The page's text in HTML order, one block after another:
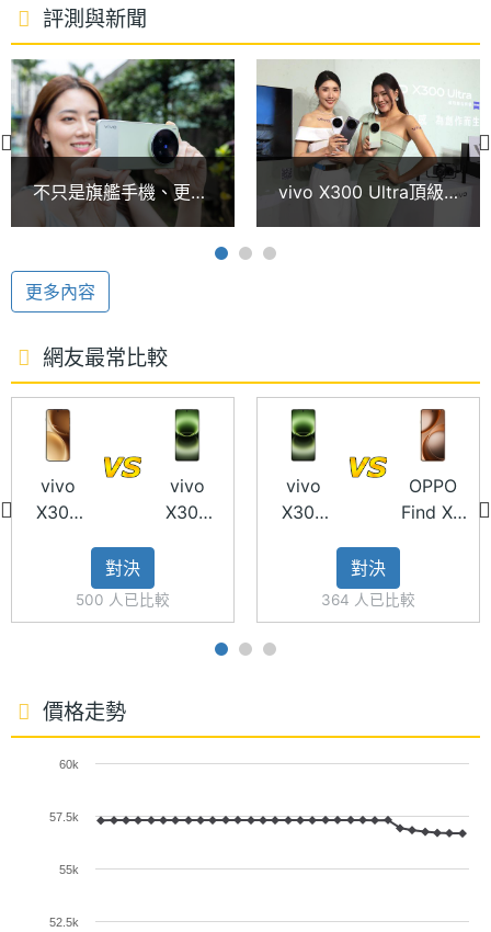
聯。續航配備 6,600mAh 藍海電池，支援 100W 極速
閃充、40W 無線閃充與 OTG 反向充電。
雙兩億畫素蔡司鏡頭
vivo X300 Ultra 搭載 14mm、35mm、85mm 三顆
不同焦段鏡頭，其中 14mm 的 5,000 萬畫素蔡司超廣
角鏡頭，透過大尺寸感光元件與精準光學設計，將超
廣角從過往的輔助視角，提升至可作為主力創作的影
像工具；35mm 的 2 億畫素蔡司人文紀實鏡頭，則以
貼近人眼視角的經典焦段，兼顧真實感與敘事性，並
且支援 CIPA 6.5 專業級防手震；85mm 的 2 億畫素
蔡司雲台級長焦鏡頭，結合 CIPA7.0 級防手震與進階
光學調校，面對高速移動或遠距抓拍場景，也能實現
精準追焦與清晰成像。
全焦段 4K 120fps 錄製
vivo X300 Ultra 攜手蔡司推出「自然色彩 3.0」，並
全焦段 4K 120fps、10-bit Log 專業錄影，並同步支
援 ARRI LogC3，搭配全新升級的 vivo Log 影像曲
線，大幅拓展後製調色空間與創作彈性。另外還有提
供多款電影感色彩風格直出，搭載錄影調色盤系統，
由切換影像表現。
處理器
時脈
4.6+3.62 GHz
處理器
核心數
8
圖形處
理器
Adreno 840
憶體
格式
ROM儲
存空間
1 TB, 512 GB
儲存空
間格式
UFS4.1
6600 mAh
主螢幕
尺寸
6.82 inch
解析度
主螢幕
510 ppi
評測與新聞
不只是旗艦手機、更是
口袋相機！vivo X300
頭體驗
vivo X300 Ultra頂級
影像旗艦登台！價格、
更多內容
網友最常比較
vivo
X300
vivo
X300
對決
500 人已比較
vivo
X300
OPPO
Find X9
對決
364 人已比較
價格走勢
52.5k
55k
57.5k
60k